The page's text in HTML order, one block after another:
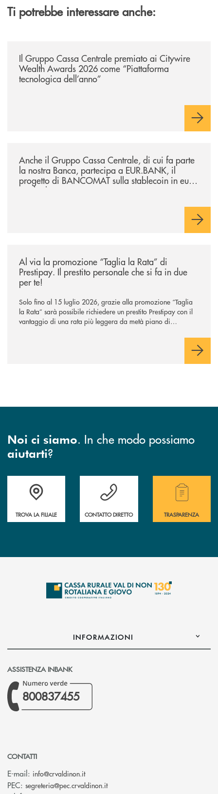
Ti potrebbe interessare anche:
Il Gruppo Cassa Centrale premiato ai Citywire
Wealth Awards 2026 come “Piattaforma
tecnologica dell’anno”
Anche il Gruppo Cassa Centrale, di cui fa parte
la nostra Banca, partecipa a EUR.BANK, il
progetto di BANCOMAT sulla stablecoin in euro
e sul relativo ecosistema
Al via la promozione “Taglia la Rata” di
Prestipay. Il prestito personale che si fa in due
per te!
Solo fino al 15 luglio 2026, grazie alla promozione “Taglia
la Rata” sarà possibile richiedere un prestito Prestipay con il
vantaggio di una rata più leggera da metà piano di
Noi ci siamo. In che modo possiamo
aiutarti?
Accedi all' elenco completo di indirizzo, telefono e mail delle nostre
TROVA LA FILIALE
Hai bisogno di assistenza immediata?
CONTATTO DIRETTO
Hai bisogno di
TRASPARENZA
INFORMAZIONI
ASSISTENZA INBANK
800837455
CONTATTI
E-mail: info@crvaldinon.it(si apre l’app di posta elettronica)
PEC: segreteria@pec.crvaldinon.it(si apre l’app di posta